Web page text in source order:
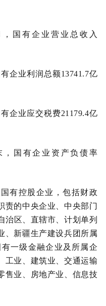
，国有企业营业总收入
企业利润总额13741.7亿
企业应交税费21179.4亿
，国有企业资产负债率
有控股企业，包括财政
责的中央企业、中央部门
治区、直辖市、计划单列
、新疆生产建设兵团所属
一级金融企业及所属企
工业、建筑业、交通运输
售业、房地产业、信息技